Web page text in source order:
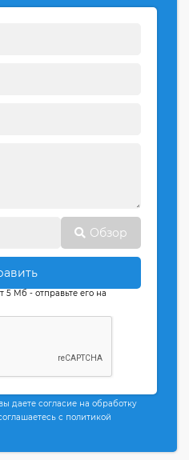
Обзор
5 Мб - отправьте его на
даете согласие на обработку
с политикой